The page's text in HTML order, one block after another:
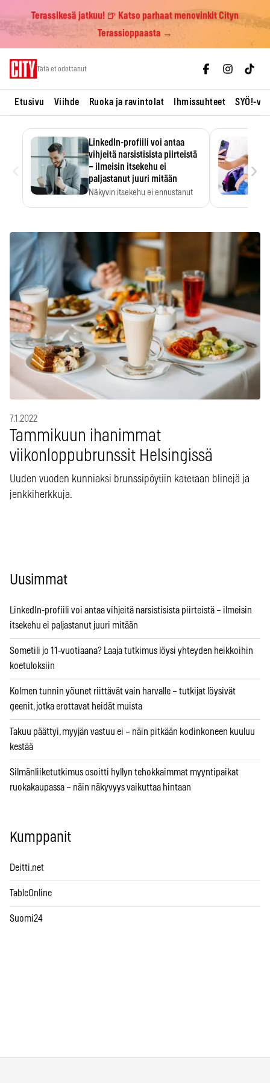
Terassikesä jatkuu! 🍺 Katso parhaat menovinkit Cityn
Terassioppaasta →
Tätä et odottanut
Etusivu Viihde Ruoka ja ravintolat Ihmissuhteet SYÖ!-
LinkedIn-profiili voi antaa
vihjeitä narsistisista piirteistä
– ilmeisin itsekehu ei
paljastanut juuri mitään
Näkyvin itsekehu ei ennustanut
›
7.1.2022
Tammikuun ihanimmat
viikonloppubrunssit Helsingissä
Uuden vuoden kunniaksi brunssipöytiin katetaan blinejä ja
jenkkiherkkuja.
Uusimmat
LinkedIn-profiili voi antaa vihjeitä narsistisista piirteistä – ilmeisin
itsekehu ei paljastanut juuri mitään
Sometili jo 11-vuotiaana? Laaja tutkimus löysi yhteyden heikkoihin
koetuloksiin
Kolmen tunnin yöunet riittävät vain harvalle – tutkijat löysivät
geenit, jotka erottavat heidät muista
Takuu päättyi, myyjän vastuu ei – näin pitkään kodinkoneen kuuluu
kestää
Silmänliiketutkimus osoitti hyllyn tehokkaimmat myyntipaikat
ruokakaupassa – näin näkyvyys vaikuttaa hintaan
Kumppanit
Deitti.net
TableOnline
Suomi24